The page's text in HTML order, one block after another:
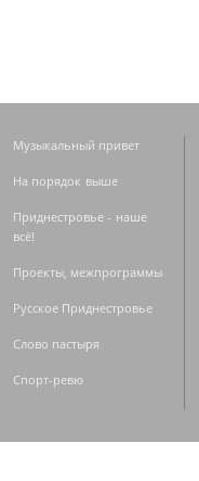
Музыкальный привет
На порядок выше
Приднестровье - наше
всё!
Проекты, межпрограммы
Русское Приднестровье
Слово пастыря
Спорт-ревю